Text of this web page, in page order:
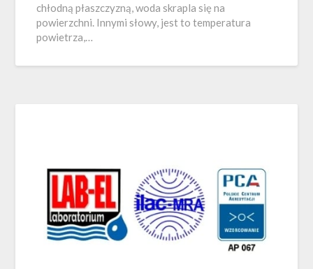
chłodną płaszczyzną, woda skrapla się na
powierzchni. Innymi słowy, jest to temperatura
powietrza,…